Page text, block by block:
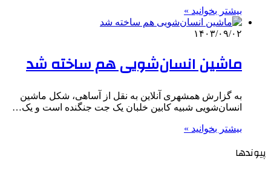
بیشتر بخوانید »
۱۴۰۳/۰۹/۰۲
ماشین انسان‌شویی هم ساخته شد
به گزارش همشهری آنلاین به نقل از آساهی، شکل ماشین
انسان‌شویی شبیه کابین خلبان یک جت جنگنده است و یک…
بیشتر بخوانید »
پیوندها